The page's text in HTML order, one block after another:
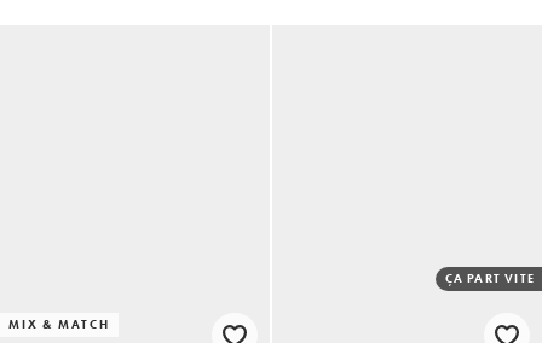
MIX & MATCH
ÇA PART VITE